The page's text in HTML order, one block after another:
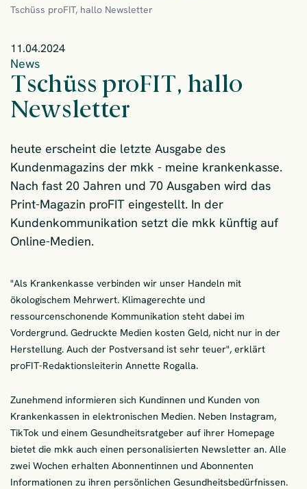
Tschüss proFIT, hallo Newsletter
11.04.2024
News
Tschüss proFIT, hallo
Newsletter
heute erscheint die letzte Ausgabe des
Kundenmagazins der mkk - meine krankenkasse.
Nach fast 20 Jahren und 70 Ausgaben wird das
Print-Magazin proFIT eingestellt. In der
Kundenkommunikation setzt die mkk künftig auf
Online-Medien.
"Als Krankenkasse verbinden wir unser Handeln mit
ökologischem Mehrwert. Klimagerechte und
ressourcenschonende Kommunikation steht dabei im
Vordergrund. Gedruckte Medien kosten Geld, nicht nur in der
Herstellung. Auch der Postversand ist sehr teuer", erklärt
proFIT-Redaktionsleiterin Annette Rogalla.
Zunehmend informieren sich Kundinnen und Kunden von
Krankenkassen in elektronischen Medien. Neben Instagram,
TikTok und einem Gesundheitsratgeber auf ihrer Homepage
bietet die mkk auch einen personalisierten Newsletter an. Alle
zwei Wochen erhalten Abonnentinnen und Abonnenten
Informationen zu ihren persönlichen Gesundheitsbedürfnissen.